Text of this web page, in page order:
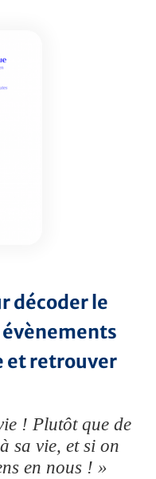
décoder le
évènements
et retrouver
! Plutôt que de
sa vie, et si on
en nous ! »